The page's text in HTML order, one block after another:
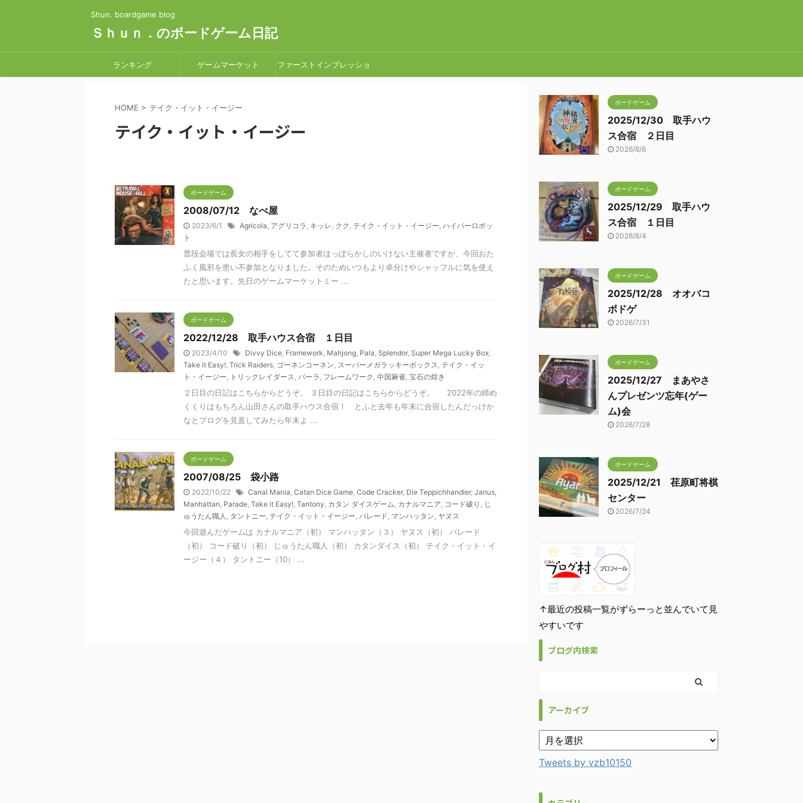
Shun. boardgame blog
Ｓｈｕｎ．のボードゲーム日記
ランキング ゲームマーケット ファーストインプレッショ
HOME > テイク・イット・イージー
テイク・イット・イージー
ボードゲーム
2008/07/12 なべ屋
2023/6/1 Agricola, アグリコラ , キッレ, クク , テイク・イット・イージー, ハイパーロボッ
ト
普段会場では長女の相手をしてて参加者ほっぽらかしのいけない主催者ですが、今回おた
ふく風邪を患い不参加となりました。そのためいつもより卓分けやシャッフルに気を使え
たと思います。先日のゲームマーケットミー ...
ボードゲーム
2022/12/28 取手ハウス合宿 １日目
2023/4/10 Divvy Dice, Framework, Mahjong, Pala, Splendor, Super Mega Lucky Box,
Take it Easy!, Trick Raiders, ゴーネンコーネン, スーパーメガラッキーボックス, テイク・イッ
ト・イージー, トリックレイダース, パーラ , フレームワーク , 中国麻雀, 宝石の煌き
２日目の日記はこちらからどうぞ。 ３日目の日記はこちらからどうぞ。 2022年の締め
くくりはもちろん山田さんの取手ハウス合宿！ とふと去年も年末に合宿したんだっけか
なとブログを見直してみたら年末よ ...
ボードゲーム
2007/08/25 袋小路
2022/10/22 Canal Mania, Catan Dice Game, Code Cracker, Die Teppichhandler, Janus,
Manhattan, Parade, Take it Easy!, Tantony, カタン ダイスゲーム, カナルマニア, コード破り , じ
ゅうたん職人 , タントニー, テイク・イット・イージー, パレード, マンハッタン, ヤヌス
今回遊んだゲームは カナルマニア（初） マンハッタン（３） ヤヌス（初） パレード
（初） コード破り（初） じゅうたん職人（初） カタンダイス（初） テイク・イット・イ
ージー（４） タントニー（10） ...
ボードゲーム
2025/12/30 取手ハウ
ス合宿 ２日目
2026/8/6
ボードゲーム
2025/12/29 取手ハウ
ス合宿 １日目
2026/8/4
ボードゲーム
2025/12/28 オオバコ
ボドゲ
2026/7/31
ボードゲーム
2025/12/27 まあやさ
んプレゼンツ忘年(ゲー
ム)会
2026/7/28
ボードゲーム
2025/12/21 荏原町将棋
センター
2026/7/24
↑最近の投稿一覧がずらーっと並んでいて見
やすいです
ブログ内検索
アーカイブ
Tweets by vzb10150